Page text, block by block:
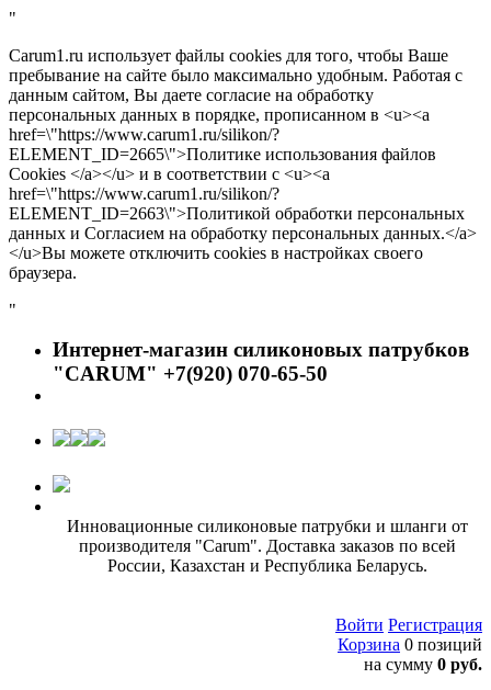
"
Carum1.ru использует файлы cookies для того, чтобы Ваше
пребывание на сайте было максимально удобным. Работая с
данным сайтом, Вы даете согласие на обработку
персональных данных в порядке, прописанном в <u><a
href=\"https://www.carum1.ru/silikon/?
ELEMENT_ID=2665\">Политике использования файлов
Cookies </a></u> и в соответствии с <u><a
href=\"https://www.carum1.ru/silikon/?
ELEMENT_ID=2663\">Политикой обработки персональных
данных и Согласием на обработку персональных данных.</a>
</u>Вы можете отключить cookies в настройках своего
браузера.
"
Интернет-магазин силиконовых патрубков
"CARUM" +7(920) 070-65-50
Инновационные силиконовые патрубки и шланги от
производителя "Carum". Доставка заказов по всей
России, Казахстан и Республика Беларусь.
Войти Регистрация
Корзина 0 позиций
на сумму 0 руб.